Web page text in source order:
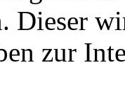
Dieser
zur